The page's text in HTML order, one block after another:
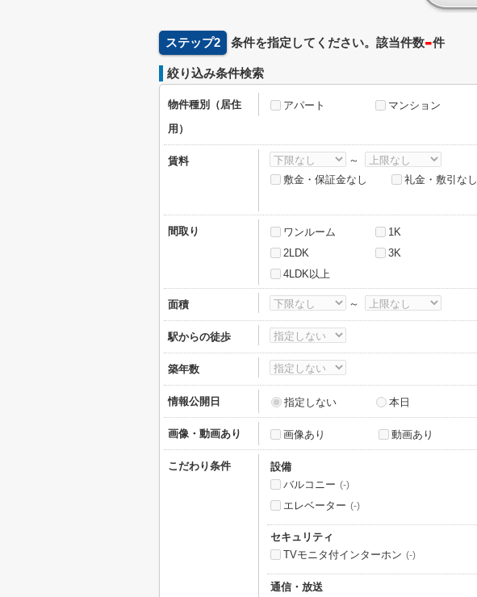
ステップ2 条件を指定してください。該当件数-件
絞り込み条件検索
物件種別（居住
用）
アパート マンション
賃料
～
敷金・保証金なし
礼金・敷引なし
間取り ワンルーム 1K
2LDK
3K
4LDK以上
面積 ～
駅からの徒歩
築年数
情報公開日 指定しない 本日
画像・動画あり 画像あり 動画あり
こだわり条件
設備
バルコニー (-)
エレベーター (-)
セキュリティ
TVモニタ付インターホン (-)
通信・放送